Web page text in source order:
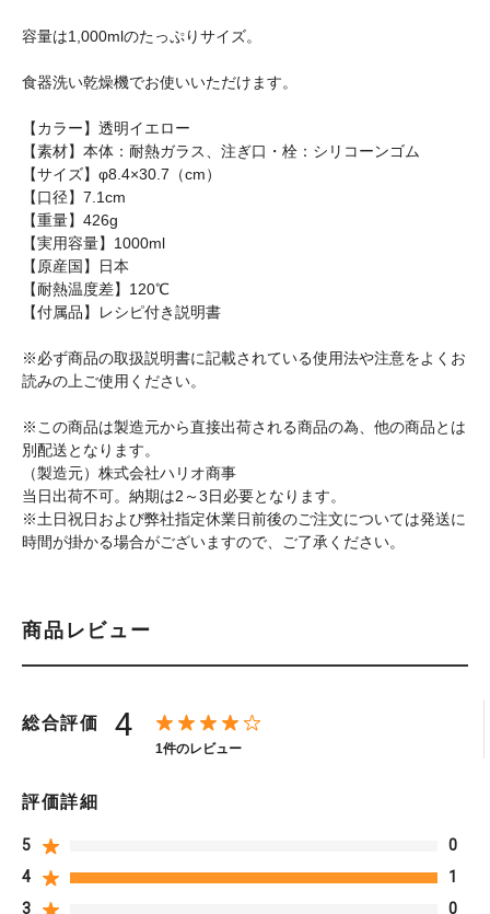
容量は1,000mlのたっぷりサイズ。
食器洗い乾燥機でお使いいただけます。
【カラー】透明イエロー
【素材】本体：耐熱ガラス、注ぎ口・栓：シリコーンゴム
【サイズ】φ8.4×30.7（cm）
【口径】7.1cm
【重量】426g
【実用容量】1000ml
【原産国】日本
【耐熱温度差】120℃
【付属品】レシピ付き説明書
※必ず商品の取扱説明書に記載されている使用法や注意をよくお
読みの上ご使用ください。
※この商品は製造元から直接出荷される商品の為、他の商品とは
別配送となります。
（製造元）株式会社ハリオ商事
当日出荷不可。納期は2～3日必要となります。
※土日祝日および弊社指定休業日前後のご注文については発送に
時間が掛かる場合がございますので、ご了承ください。
商品レビュー
総合評価 4
1件のレビュー
評価詳細
5
0
4
1
3
0